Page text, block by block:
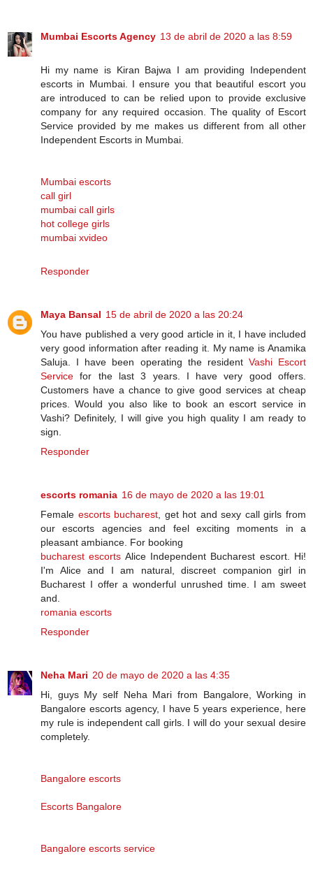
Mumbai Escorts Agency 13 de abril de 2020 a las 8:59
Hi my name is Kiran Bajwa I am providing Independent
escorts in Mumbai. I ensure you that beautiful escort you
are introduced to can be relied upon to provide exclusive
company for any required occasion. The quality of Escort
Service provided by me makes us different from all other
Independent Escorts in Mumbai.
Mumbai escorts
call girl
mumbai call girls
hot college girls
mumbai xvideo
Responder
Maya Bansal 15 de abril de 2020 a las 20:24
You have published a very good article in it, I have included
very good information after reading it. My name is Anamika
Saluja. I have been operating the resident Vashi Escort
Service for the last 3 years. I have very good offers.
Customers have a chance to give good services at cheap
prices. Would you also like to book an escort service in
Vashi? Definitely, I will give you high quality I am ready to
sign.
Responder
escorts romania 16 de mayo de 2020 a las 19:01
Female escorts bucharest , get hot and sexy call girls from
our escorts agencies and feel exciting moments in a
pleasant ambiance. For booking
bucharest escorts Alice Independent Bucharest escort. Hi!
I'm Alice and I am natural, discreet companion girl in
Bucharest I offer a wonderful unrushed time. I am sweet
and.
romania escorts
Responder
Neha Mari 20 de mayo de 2020 a las 4:35
Hi, guys My self Neha Mari from Bangalore, Working in
Bangalore escorts agency, I have 5 years experience, here
my rule is independent call girls. I will do your sexual desire
completely.
Bangalore escorts
Escorts Bangalore
Bangalore escorts service